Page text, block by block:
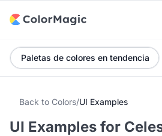
Paletas de colores en tendencia
Back to Colors/UI Examples
UI Examples for